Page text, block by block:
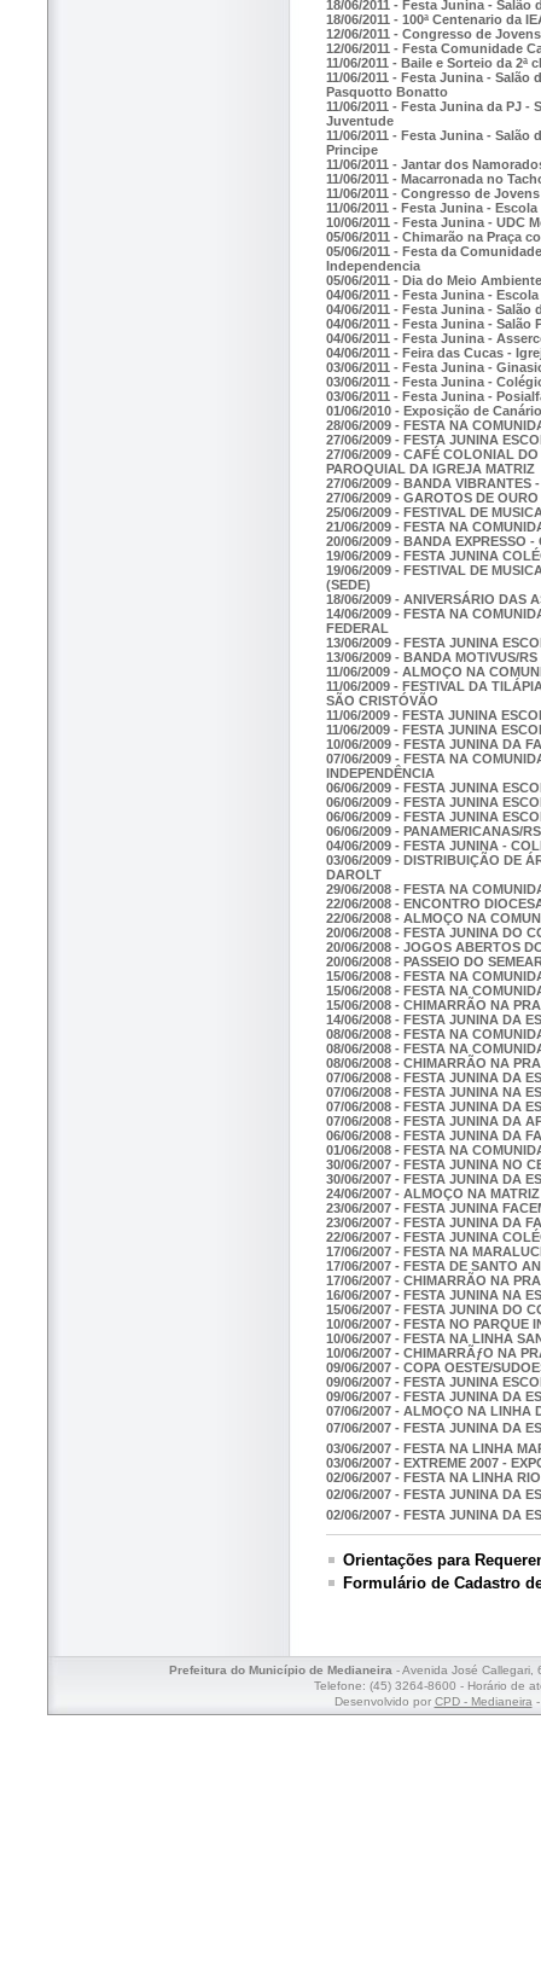
18/06/2011 - Festa Junina -
18/06/2011 - 100ª Centenario da
12/06/2011 - Congresso de
12/06/2011 - Festa Comunidade
11/06/2011 - Baile e Sorteio da
11/06/2011 - Festa Junina -
Pasquotto Bonatto
11/06/2011 - Festa Junina da PJ -
Juventude
11/06/2011 - Festa Junina -
Principe
11/06/2011 - Jantar dos
11/06/2011 - Macarronada no
11/06/2011 - Congresso de
11/06/2011 - Festa Junina -
10/06/2011 - Festa Junina - UDC
05/06/2011 - Chimarão na Praça
05/06/2011 - Festa da
Independencia
05/06/2011 - Dia do Meio
04/06/2011 - Festa Junina -
04/06/2011 - Festa Junina -
04/06/2011 - Festa Junina - Salão
04/06/2011 - Festa Junina -
04/06/2011 - Feira das Cucas -
03/06/2011 - Festa Junina -
03/06/2011 - Festa Junina -
03/06/2011 - Festa Junina -
01/06/2010 - Exposição de
28/06/2009 - FESTA NA
27/06/2009 - FESTA JUNINA
27/06/2009 - CAFÉ COLONIAL
PAROQUIAL DA IGREJA MATRIZ
27/06/2009 - BANDA VIBRANTES
27/06/2009 - GAROTOS DE
25/06/2009 - FESTIVAL DE
21/06/2009 - FESTA NA
20/06/2009 - BANDA EXPRESSO
19/06/2009 - FESTA JUNINA
19/06/2009 - FESTIVAL DE
(SEDE)
18/06/2009 - ANIVERSÁRIO DAS
14/06/2009 - FESTA NA
FEDERAL
13/06/2009 - FESTA JUNINA
13/06/2009 - BANDA MOTIVUS/
11/06/2009 - ALMOÇO NA
11/06/2009 - FESTIVAL DA
SÃO CRISTÓVÃO
11/06/2009 - FESTA JUNINA
11/06/2009 - FESTA JUNINA
10/06/2009 - FESTA JUNINA DA
07/06/2009 - FESTA NA
INDEPENDÊNCIA
06/06/2009 - FESTA JUNINA
06/06/2009 - FESTA JUNINA
06/06/2009 - FESTA JUNINA
06/06/2009 - PANAMERICANAS/
04/06/2009 - FESTA JUNINA -
03/06/2009 - DISTRIBUIÇÃO DE
DAROLT
29/06/2008 - FESTA NA
22/06/2008 - ENCONTRO
22/06/2008 - ALMOÇO NA
20/06/2008 - FESTA JUNINA DO
20/06/2008 - JOGOS ABERTOS
20/06/2008 - PASSEIO DO
15/06/2008 - FESTA NA
15/06/2008 - FESTA NA
15/06/2008 - CHIMARRÃO NA
14/06/2008 - FESTA JUNINA DA
08/06/2008 - FESTA NA
08/06/2008 - FESTA NA
08/06/2008 - CHIMARRÃO NA
07/06/2008 - FESTA JUNINA DA
07/06/2008 - FESTA JUNINA NA
07/06/2008 - FESTA JUNINA DA
07/06/2008 - FESTA JUNINA DA
06/06/2008 - FESTA JUNINA DA
01/06/2008 - FESTA NA
30/06/2007 - FESTA JUNINA NO
30/06/2007 - FESTA JUNINA DA
24/06/2007 - ALMOÇO NA MATRIZ
23/06/2007 - FESTA JUNINA
23/06/2007 - FESTA JUNINA DA
22/06/2007 - FESTA JUNINA
17/06/2007 - FESTA NA
17/06/2007 - FESTA DE SANTO
17/06/2007 - CHIMARRÃO NA
16/06/2007 - FESTA JUNINA NA
15/06/2007 - FESTA JUNINA DO
10/06/2007 - FESTA NO PARQUE
10/06/2007 - FESTA NA LINHA
10/06/2007 - CHIMARRÃƒO NA
09/06/2007 - COPA OESTE/
09/06/2007 - FESTA JUNINA
09/06/2007 - FESTA JUNINA DA
07/06/2007 - ALMOÇO NA LINHA
07/06/2007 - FESTA JUNINA DA
03/06/2007 - FESTA NA LINHA
03/06/2007 - EXTREME 2007 -
02/06/2007 - FESTA NA LINHA
02/06/2007 - FESTA JUNINA DA
02/06/2007 - FESTA JUNINA DA
Orientações para
Formulário de Cadastro
Prefeitura do Município de Medianeira - Avenida José Callegari,
Telefone: (45) 3264-8600 - Horário de
Desenvolvido por CPD - Medianeira